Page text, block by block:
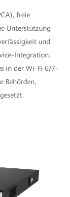
freie
Unterstützung
und
Integration.
in der Wi-Fi 6/7-
Behörden,